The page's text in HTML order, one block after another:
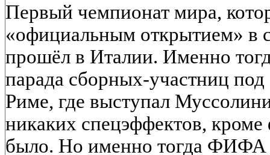
Первый чемпионат мира,
«официальным открытием» в
прошёл в Италии. Именно
парада сборных-участниц
Риме, где выступал
никаких спецэффектов,
было. Но именно тогда ФИФА